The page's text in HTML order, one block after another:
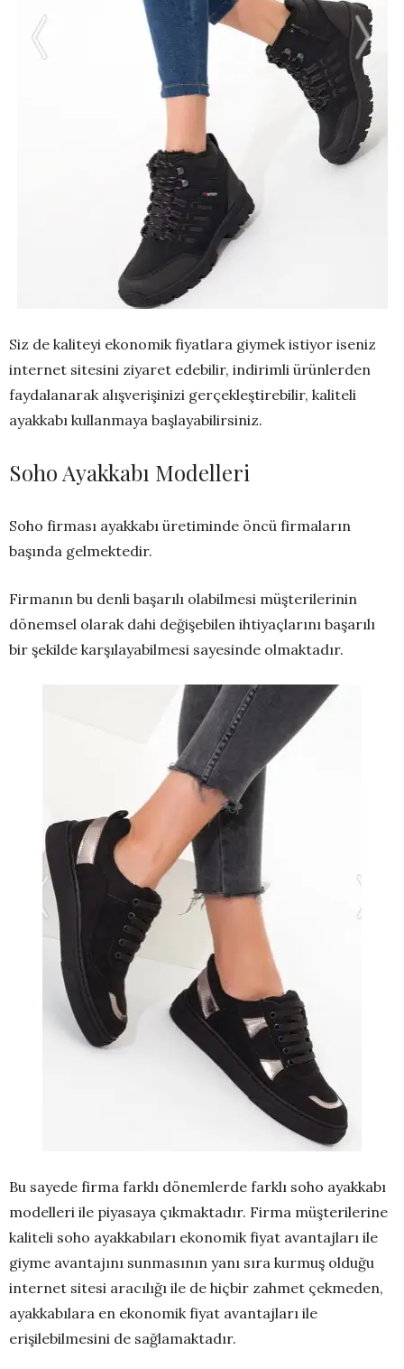
Siz de kaliteyi ekonomik fiyatlara giymek istiyor iseniz
internet sitesini ziyaret edebilir, indirimli ürünlerden
faydalanarak alışverişinizi gerçekleştirebilir, kaliteli
ayakkabı kullanmaya başlayabilirsiniz.
Soho Ayakkabı Modelleri
Soho firması ayakkabı üretiminde öncü firmaların
başında gelmektedir.
Firmanın bu denli başarılı olabilmesi müşterilerinin
dönemsel olarak dahi değişebilen ihtiyaçlarını başarılı
bir şekilde karşılayabilmesi sayesinde olmaktadır.
Bu sayede firma farklı dönemlerde farklı soho ayakkabı
modelleri ile piyasaya çıkmaktadır. Firma müşterilerine
kaliteli soho ayakkabıları ekonomik fiyat avantajları ile
giyme avantajını sunmasının yanı sıra kurmuş olduğu
internet sitesi aracılığı ile de hiçbir zahmet çekmeden,
ayakkabılara en ekonomik fiyat avantajları ile
erişilebilmesini de sağlamaktadır.